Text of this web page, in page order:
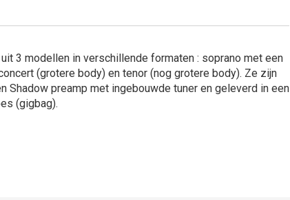
3 modellen in verschillende formaten : soprano met een
(grotere body) en tenor (nog grotere body). Ze zijn
Shadow preamp met ingebouwde tuner en geleverd in een
(gigbag).